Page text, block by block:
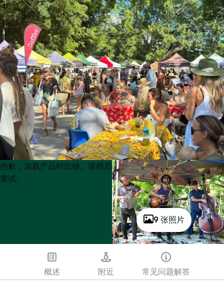
9 张照片
Product
List
Product
List
抱歉，加载产品时出错。请稍后
重试。
概述 附近 常见问题解答